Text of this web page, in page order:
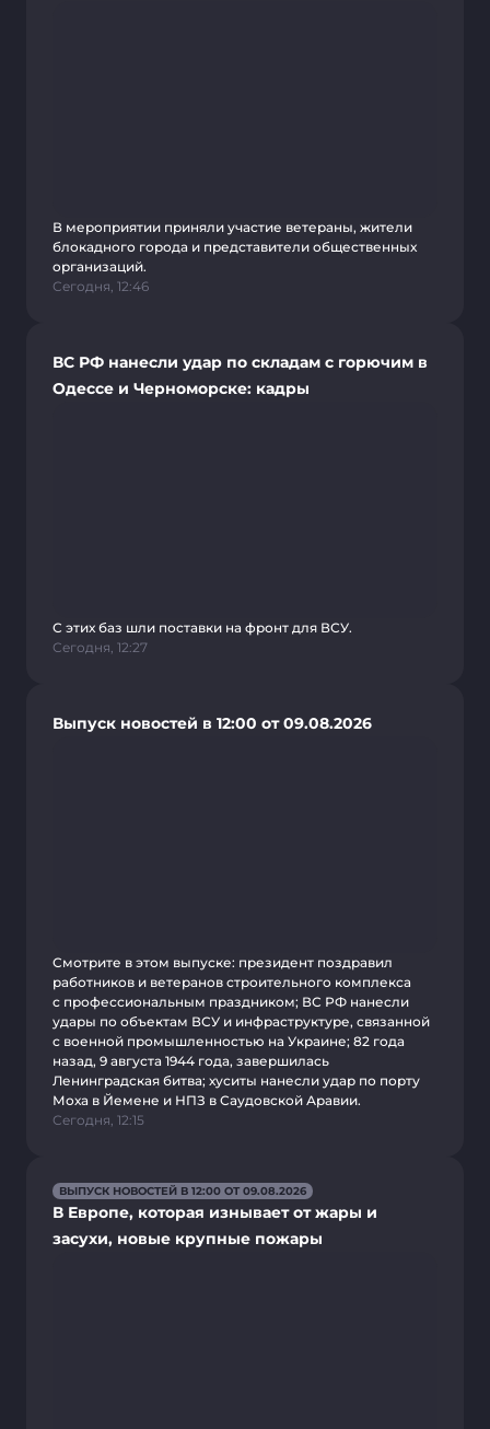
В мероприятии приняли участие ветераны, жители
блокадного города и представители общественных
организаций.
Сегодня, 12:46
ВС РФ нанесли удар по складам с горючим в
Одессе и Черноморске: кадры
С этих баз шли поставки на фронт для ВСУ.
Сегодня, 12:27
Выпуск новостей в 12:00 от 09.08.2026
Смотрите в этом выпуске: президент поздравил
работников и ветеранов строительного комплекса
с профессиональным праздником; ВС РФ нанесли
удары по объектам ВСУ и инфраструктуре, связанной
с военной промышленностью на Украине; 82 года
назад, 9 августа 1944 года, завершилась
Ленинградская битва; хуситы нанесли удар по порту
Моха в Йемене и НПЗ в Саудовской Аравии.
Сегодня, 12:15
ВЫПУСК НОВОСТЕЙ В 12:00 ОТ 09.08.2026
В Европе, которая изнывает от жары и
засухи, новые крупные пожары